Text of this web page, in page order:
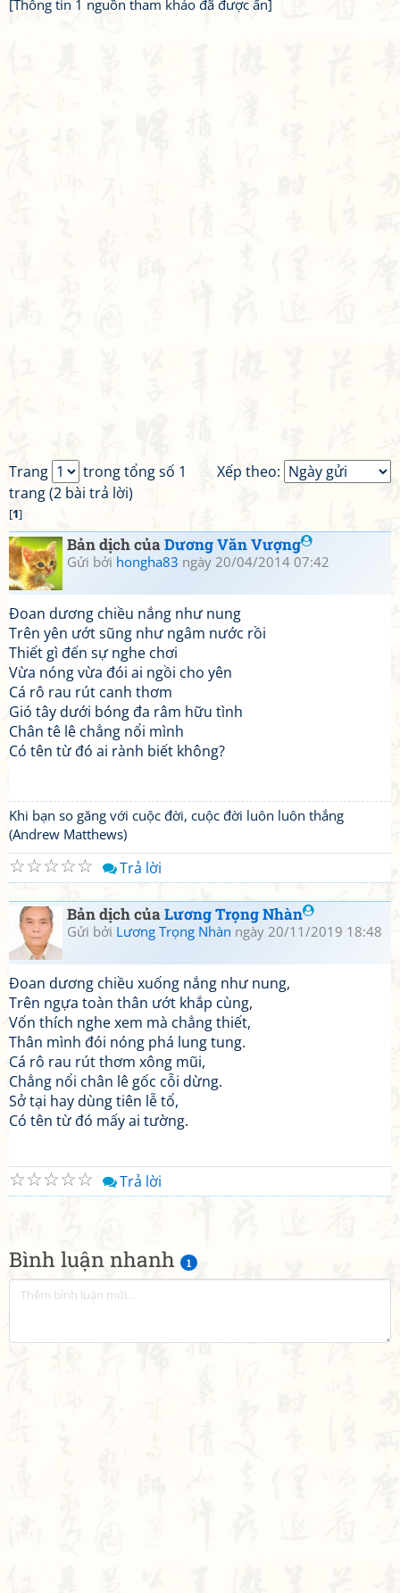
Bình luận nhanh 1
[Thông tin 1 nguồn tham khảo đã được ẩn]
Xếp theo:
Trang
trong tổng số 1
trang (2 bài trả lời)
[1]
Bản dịch củaDương Văn Vượng
Gửi bởi hongha83 ngày 20/04/2014 07:42
Đoan dương chiều nắng như nung
Trên yên ướt sũng như ngâm nước rồi
Thiết gì đến sự nghe chơi
Vừa nóng vừa đói ai ngồi cho yên
Cá rô rau rút canh thơm
Gió tây dưới bóng đa râm hữu tình
Chân tê lê chẳng nổi mình
Có tên từ đó ai rành biết không?
Khi bạn so găng với cuộc đời, cuộc đời luôn luôn thắng
(Andrew Matthews)
☆
☆
☆
☆
☆ Trả lời
Bản dịch củaLương Trọng Nhàn
Gửi bởi Lương Trọng Nhàn ngày 20/11/2019 18:48
Đoan dương chiều xuống nắng như nung,
Trên ngựa toàn thân ướt khắp cùng,
Vốn thích nghe xem mà chẳng thiết,
Thân mình đói nóng phá lung tung.
Cá rô rau rút thơm xông mũi,
Chẳng nổi chân lê gốc cỗi dừng.
Sở tại hay dùng tiên lễ tổ,
Có tên từ đó mấy ai tường.
☆
☆
☆
☆
☆ Trả lời